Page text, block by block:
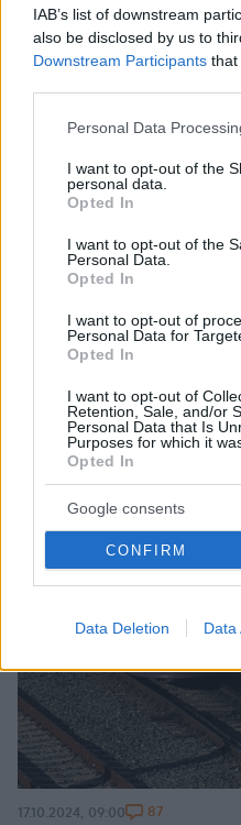
IAB’s list of downstream
also be disclosed by us to
Downstream Participants that
Please note that this
not limited to your visit or
grant or deny consent to
use your data for below
consent section.
Personal Data
I want to opt-out of the
personal data.
Opted In
I want to opt-out of the
Personal Data.
Opted In
I want to opt-out of
Personal Data for
Opted In
I want to opt-out of
Retention, Sale, and/or
Personal Data that Is
Purposes for which it
Opted In
Google consents
CONFIRM
Data Deletion Data
Τα στοιχειωμένα σπίτια
Τα περισσότερα είναι
μύθοι και λαϊκές
Ενα ιδιότυπο κυνήγι
φαντασία και τον τρόμο
21.01.2025, 11:57 153
17.10.2024, 09:00 87